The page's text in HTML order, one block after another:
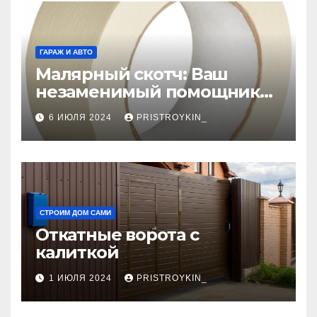
ГАРАЖ И АВТО
Малярный скотч: Ваш
незаменимый помощник
при ремонтных работах
6 ИЮЛЯ 2024 PRISTROYKIN_
СТРОИМ ДОМ САМИ
Откатные ворота с
калиткой
1 ИЮЛЯ 2024 PRISTROYKIN_